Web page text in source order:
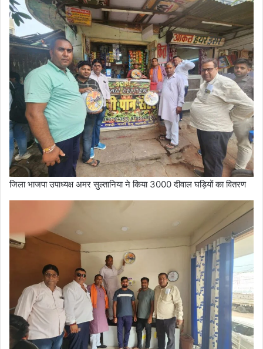
जिला भाजपा उपाध्यक्ष अमर सुल्तानिया ने किया 3000 दीवाल घड़ियों का वितरण